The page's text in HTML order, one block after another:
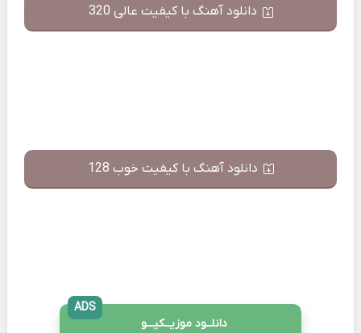
دانلود آهنگ با کیفیت عالی 320
دانلود آهنگ با کیفیت خوب 128
دانلــود موزیــکیـــو
ADS